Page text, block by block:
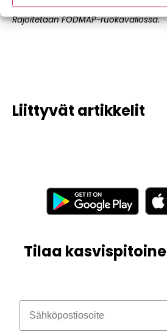
Punainen
Rajoitetaan FODMAP-ruokavaliossa.
Liittyvät artikkelit
Tilaa